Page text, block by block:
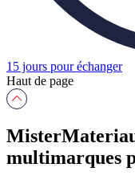
15 jours pour échanger
Haut de page
multimarques